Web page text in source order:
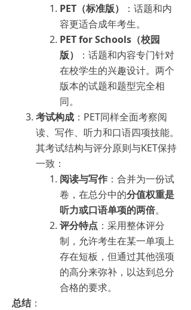
PET（标准版）
：话题和内
容更适合成年考生。
PET for Schools（校园
版）
：话题和内容专门针对
在校学生的兴趣设计。两个
版本的试题和题型完全相
同。
考试构成 ：PET同样全面考察阅
读、写作、听力和口语四项技能。
其考试结构与评分原则与KET保持
一致：
阅读与写作 ：合并为一份试
卷，在总分中的分值权重是
听力或口语单项的两倍。
评分特点 ：采用整体评分
制，允许考生在某一单项上
存在短板，但通过其他强项
的高分来弥补，以达到总分
合格的要求。
总结：